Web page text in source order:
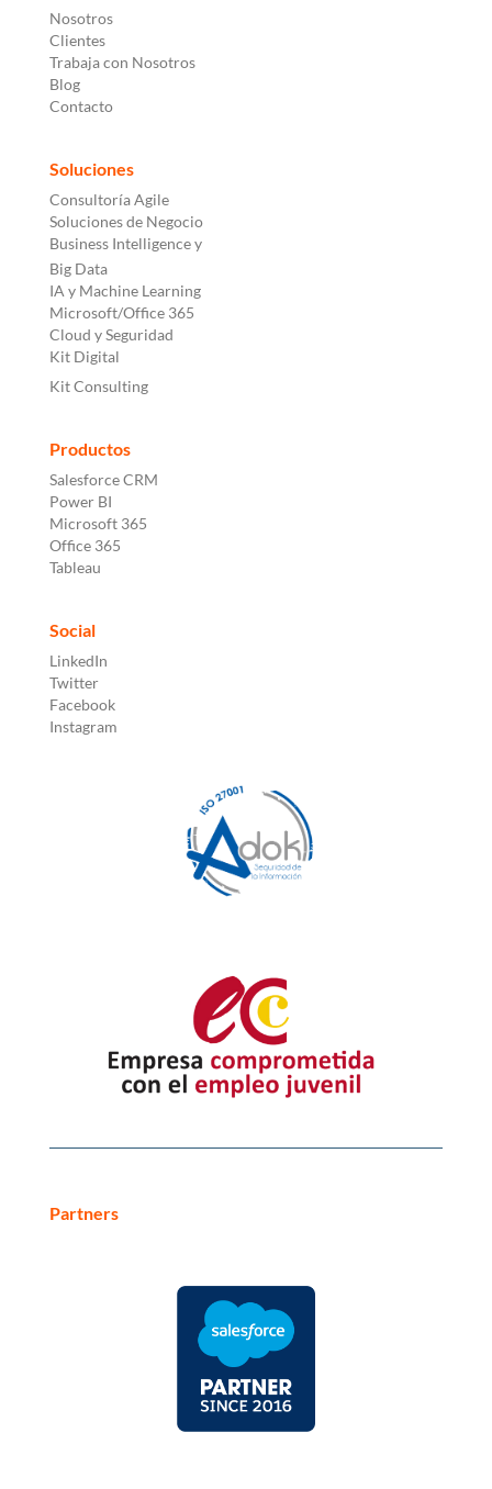
Nosotros
Clientes
Trabaja con Nosotros
Blog
Contacto
Soluciones
Consultoría Agile
Soluciones de Negocio
Business Intelligence y
Big Data
IA y Machine Learning
Microsoft/Office 365
Cloud y Seguridad
Kit Digital
Kit Consulting
Productos
Salesforce CRM
Power BI
Microsoft 365
Office 365
Tableau
Social
LinkedIn
Twitter
Facebook
Instagram
Partners